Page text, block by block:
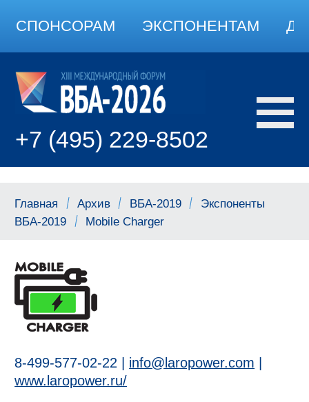
СПОНСОРАМ ЭКСПОНЕНТАМ
+7 (495) 229-8502
Главная Архив ВБА-2019
Экспоненты
ВБА-2019
Mobile Charger
8-499-577-02-22 | info@laropower.com
www.laropower.ru/